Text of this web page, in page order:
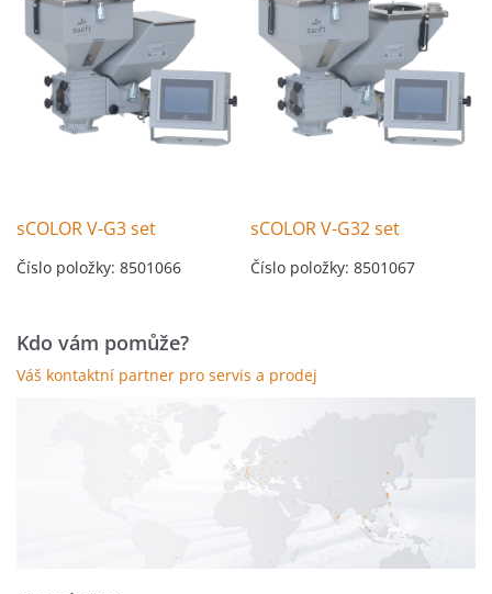
sCOLOR V-G3 set
Číslo položky: 8501066
sCOLOR V-G32 set
Číslo položky: 8501067
Kdo vám pomůže?
Váš kontaktní partner pro servis a prodej